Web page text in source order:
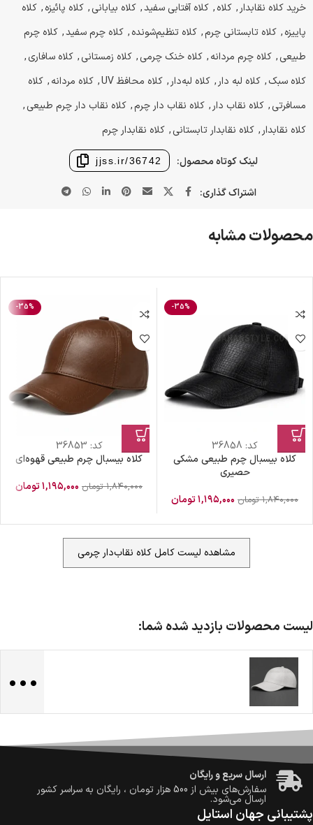
خرید کلاه نقابدار , کلاه, کلاه آفتابی سفید, کلاه بیابانی, کلاه پائیزه, کلاه
پاییزه, کلاه تابستانی چرم, کلاه تنظیم‌شونده, کلاه چرم سفید, کلاه چرم
طبیعی, کلاه چرم مردانه, کلاه خنک چرمی, کلاه زمستانی, کلاه سافاری,
کلاه سبک, کلاه لبه دار , کلاه لبه‌دار , کلاه محافظ UV , کلاه مردانه, کلاه
مسافرتی, کلاه نقاب دار , کلاه نقاب دار چرم, کلاه نقاب دار چرم طبیعی,
کلاه نقابدار , کلاه نقابدار تابستانی, کلاه نقابدار چرم
لینک کوتاه محصول: jjss.ir/36742
اشتراک گذاری:
محصولات مشابه
-35%
کد: 36858
کلاه بیسبال چرم طبیعی مشکی
حصیری
۱,۸۴۰,۰۰۰ تومان ۱,۱۹۵,۰۰۰تومان
-35%
کد: 36853
کلاه بیسبال چرم طبیعی قهوه‌ای
۱,۸۴۰,۰۰۰ تومان ۱,۱۹۵,۰۰۰تومان
مشاهده لیست کامل کلاه نقاب‌دار چرمی
لیست محصولات بازدید شده شما:
...
ضمانت اصالت کالا
گارانتی معتبر برای تمامی محصولات ارائه می‌شود.
ارسال سریع و رایگان
سفارش‌های بیش از 500 هزار تومان ، رایگان به سراسر کشور
ارسال می‌شود.
ضمانت بازگشت کالا
پشتیبانی جهان استایل